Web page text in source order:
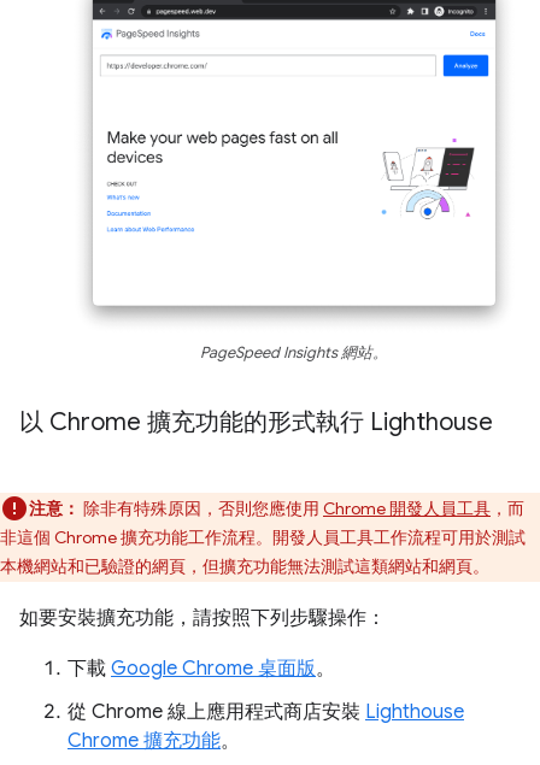
PageSpeed Insights 網站。
以 Chrome 擴充功能的形式執行 Lighthouse
注意： 除非有特殊原因，否則您應使用 Chrome 開發人員工具 ，而
非這個 Chrome 擴充功能工作流程。開發人員工具工作流程可用於測試
本機網站和已驗證的網頁，但擴充功能無法測試這類網站和網頁。
如要安裝擴充功能，請按照下列步驟操作：
下載 Google Chrome 桌面版。
從 Chrome 線上應用程式商店安裝 Lighthouse
Chrome 擴充功能。